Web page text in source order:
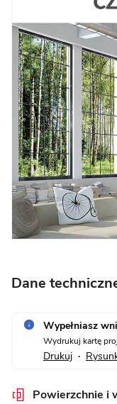
Dane
Wypełniasz
Wydrukuj kartę
Drukuj •
Powierzchnie i